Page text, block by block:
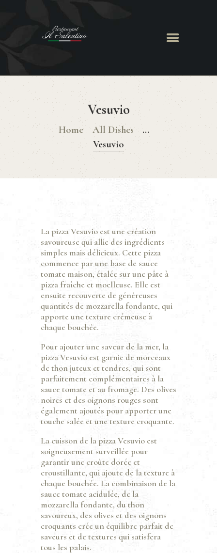
Vesuvio
Home All Dishes
...
Vesuvio
ACCUEIL
RÉSERVATION
La pizza Vesuvio est une création
savoureuse qui allie des ingrédients
simples mais délicieux. Cette pizza
commence par une base de sauce
tomate maison, étalée sur une pâte à
pizza fraîche et moelleuse. Elle est
ensuite recouverte de généreuses
quantités de mozzarella fondante, qui
apporte une texture crémeuse à
chaque bouchée.
Pour ajouter une saveur de la mer, la
pizza Vesuvio est garnie de morceaux
de thon juteux et tendres, qui sont
parfaitement complémentaires à la
sauce tomate et au fromage. Des olives
noires et des oignons rouges sont
également ajoutés pour apporter une
touche salée et une texture croquante.
La cuisson de la pizza Vesuvio est
soigneusement surveillée pour
garantir une croûte dorée et
croustillante, qui ajoute de la texture à
chaque bouchée. La combinaison de la
sauce tomate acidulée, de la
mozzarella fondante, du thon
savoureux, des olives et des oignons
croquants crée un équilibre parfait de
saveurs et de textures qui satisfera
tous les palais.